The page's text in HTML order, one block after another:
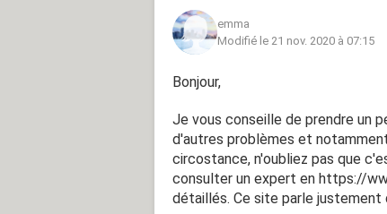
c'était pas la peine et que j'allais
regardé en mangeant elle m'a
scène, il suffit que ma mère lui
dire que tout était de ma faute.
Elle a balancé que comme tout
nous punir.
Et aujourd'hui même, maintenant
pour bloquer mon téléphone. Ça
emma
Modifié le 21 nov. 2020 à 07:15
Bonjour,
Je vous conseille de prendre un
d'autres problèmes et
circostance, n'oubliez pas que
consulter un expert en https://
détaillés. Ce site parle